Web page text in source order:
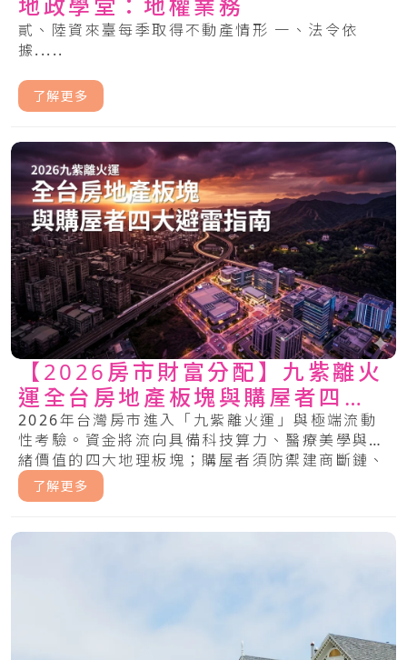
地政學堂：地權業務
貳、陸資來臺每季取得不動產情形 一、法令依
據.....
了解更多
【2026房市財富分配】九紫離火
運全台房地產板塊與購屋者四大
避雷指南
2026年台灣房市進入「九紫離火運」與極端流動
性考驗。資金將流向具備科技算力、醫療美學與情
緒價值的四大地理板塊；購屋者須防禦建商斷鏈、
銀行緊縮與綠色通膨風險。.....
了解更多